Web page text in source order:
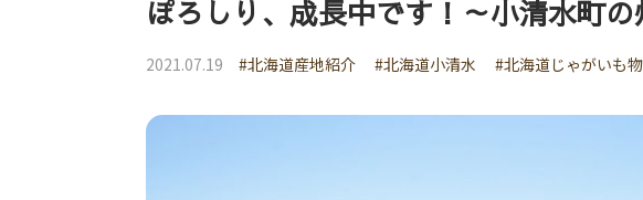
ぽろしり、成長中です！～小清水町の
2021.07.19 #北海道産地紹介 #北海道小清水 #北海道じゃがいも